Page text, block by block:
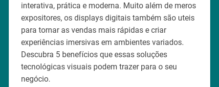
interativa, prática e moderna. Muito além de meros
expositores, os displays digitais também são uteis
para tornar as vendas mais rápidas e criar
experiências imersivas em ambientes variados.
Descubra 5 benefícios que essas soluções
tecnológicas visuais podem trazer para o seu
negócio.